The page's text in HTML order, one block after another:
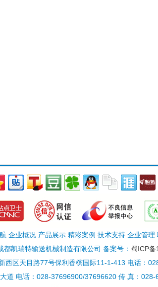
企业概况 产品展示 精彩案例 技术支持 企业管理
都凯瑞特输送机械制造有限公司 备案号： 蜀ICP
西区天目路77号保利香槟国际11-1-413 电话：
道 电话：028-37696900/37696620 传 真：